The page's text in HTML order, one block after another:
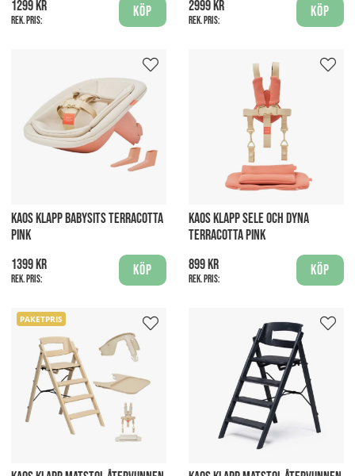
1299 kr
Rek. pris:
Köp 2999 kr
Rek. pris:
Köp
KAOS KLAPP BABYSITS TERRACOTTA
PINK
1399 kr
Rek. pris:
Köp
KAOS KLAPP SELE OCH DYNA
TERRACOTTA PINK
899 kr
Rek. pris:
Köp
PAKETPRIS